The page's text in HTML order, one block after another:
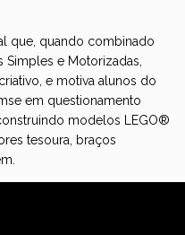
que, quando combinado
Simples e Motorizadas
e motiva alunos do
em questionamento
modelos LEGO®
tesoura, braços